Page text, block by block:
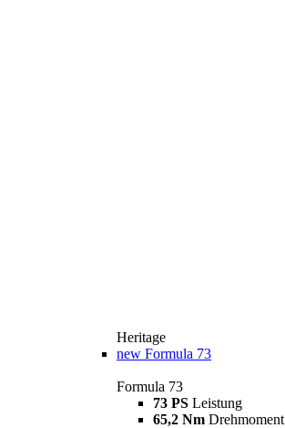
Heritage
new Formula 73
Formula 73
73 PS Leistung
65,2 Nm Drehmoment